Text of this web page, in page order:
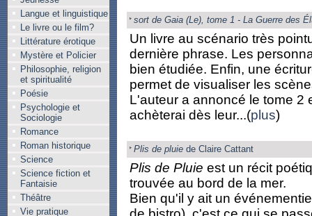
Langue et linguistique
Le livre ou le film?
Littérature érotique
Mystère et Policier
Philosophie, religion
et spiritualité
Poésie
Psychologie et
Sociologie
Romance
Roman historique
Science
Science fiction et
Fantaisie
Théâtre
Vie pratique
sort de Gaia (Le), tome 1 - La Guerre des
Un livre au scénario très
dernière phrase. Les
bien étudiée. Enfin, une
permet de visualiser les
L'auteur a annoncé le tome 2
achèterai dès leur...(plus)
Plis de pluiede Claire Cattant
Plis de Pluie est un récit
trouvée au bord de la mer.
Bien qu'il y ait un